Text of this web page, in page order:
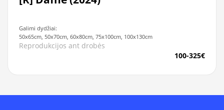
Galimi dydžiai:
50x65cm, 50x70cm, 60x80cm, 75x100cm, 100x130cm
Reprodukcijos ant drobės
100-325€